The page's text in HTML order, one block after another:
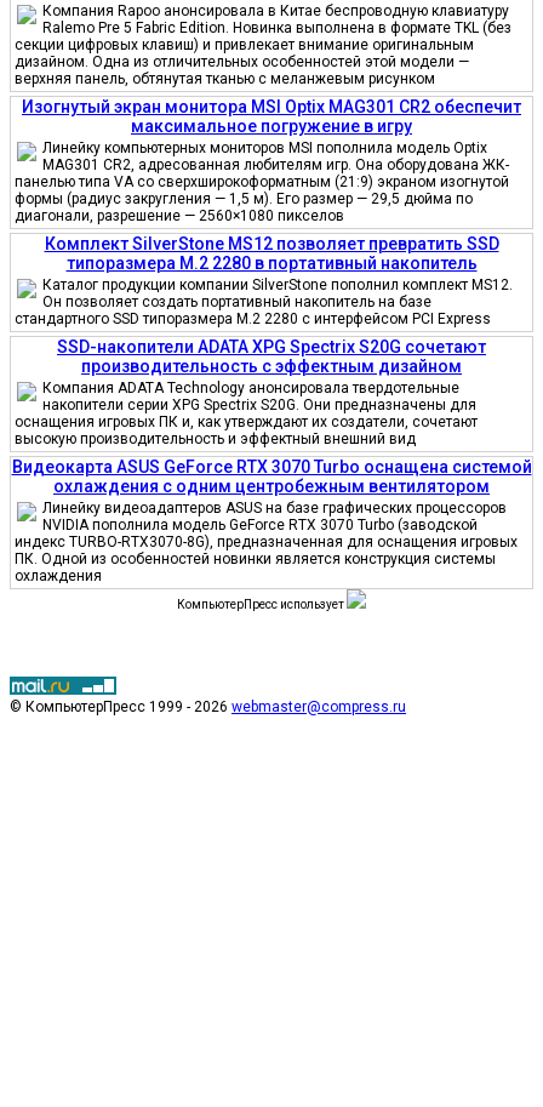
Компания Rapoo анонсировала в Китае беспроводную клавиатуру
Ralemo Pre 5 Fabric Edition. Новинка выполнена в формате TKL (без
секции цифровых клавиш) и привлекает внимание оригинальным
дизайном. Одна из отличительных особенностей этой модели —
верхняя панель, обтянутая тканью с меланжевым рисунком
Изогнутый экран монитора MSI Optix MAG301 CR2 обеспечит
максимальное погружение в игру
Линейку компьютерных мониторов MSI пополнила модель Optix
MAG301 CR2, адресованная любителям игр. Она оборудована ЖК-
панелью типа VA со сверхширокоформатным (21:9) экраном изогнутой
формы (радиус закругления — 1,5 м). Его размер — 29,5 дюйма по
диагонали, разрешение — 2560×1080 пикселов
Комплект SilverStone MS12 позволяет превратить SSD
типоразмера M.2 2280 в портативный накопитель
Каталог продукции компании SilverStone пополнил комплект MS12.
Он позволяет создать портативный накопитель на базе
стандартного SSD типоразмера M.2 2280 с интерфейсом PCI Express
SSD-накопители ADATA XPG Spectrix S20G сочетают
производительность с эффектным дизайном
Компания ADATA Technology анонсировала твердотельные
накопители серии XPG Spectrix S20G. Они предназначены для
оснащения игровых ПК и, как утверждают их создатели, сочетают
высокую производительность и эффектный внешний вид
Видеокарта ASUS GeForce RTX 3070 Turbo оснащена системой
охлаждения с одним центробежным вентилятором
Линейку видеоадаптеров ASUS на базе графических процессоров
NVIDIA пополнила модель GeForce RTX 3070 Turbo (заводской
индекс TURBO-RTX3070-8G), предназначенная для оснащения игровых
ПК. Одной из особенностей новинки является конструкция системы
охлаждения
КомпьютерПресс использует
© КомпьютерПресс 1999 - 2026 webmaster@compress.ru